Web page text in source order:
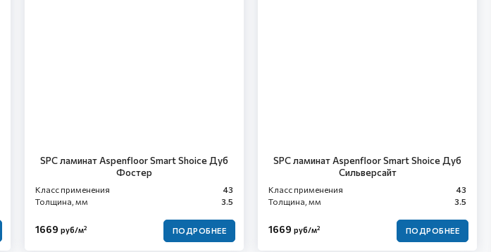
SPC ламинат Aspenfloor Smart Shoice Дуб
Фостер
Класс применения
43
Толщина, мм
3.5
1669 руб/м2 ПОДРОБНЕЕ
SPC ламинат Aspenfloor Smart Shoice Дуб
Сильверсайт
Класс применения
43
Толщина, мм
3.5
1669 руб/м2 ПОДРОБНЕЕ